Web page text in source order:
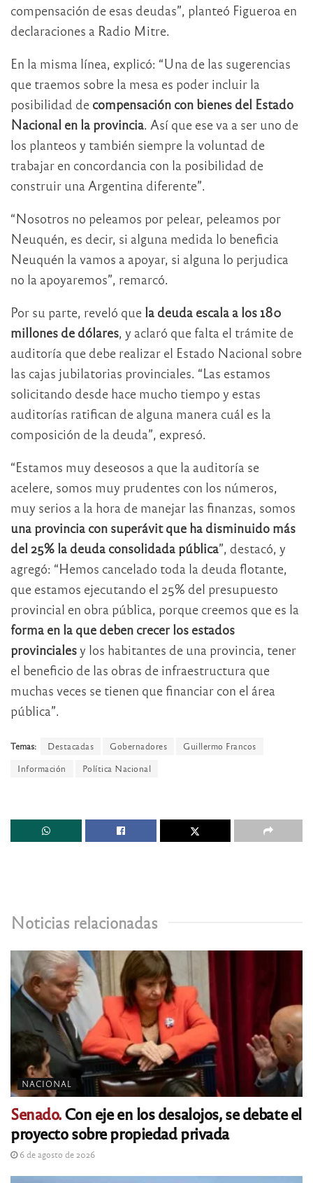
compensación de esas deudas”, planteó Figueroa en
declaraciones a Radio Mitre.
En la misma línea, explicó: “Una de las sugerencias
que traemos sobre la mesa es poder incluir la
posibilidad de compensación con bienes del Estado
Nacional en la provincia. Así que ese va a ser uno de
los planteos y también siempre la voluntad de
trabajar en concordancia con la posibilidad de
construir una Argentina diferente”.
“Nosotros no peleamos por pelear, peleamos por
Neuquén, es decir, si alguna medida lo beneficia
Neuquén la vamos a apoyar, si alguna lo perjudica
no la apoyaremos”, remarcó.
Por su parte, reveló que la deuda escala a los 180
millones de dólares, y aclaró que falta el trámite de
auditoría que debe realizar el Estado Nacional sobre
las cajas jubilatorias provinciales. “Las estamos
solicitando desde hace mucho tiempo y estas
auditorías ratifican de alguna manera cuál es la
composición de la deuda”, expresó.
“Estamos muy deseosos a que la auditoría se
acelere, somos muy prudentes con los números,
muy serios a la hora de manejar las finanzas, somos
una provincia con superávit que ha disminuido más
del 25% la deuda consolidada pública”, destacó, y
agregó: “Hemos cancelado toda la deuda flotante,
que estamos ejecutando el 25% del presupuesto
provincial en obra pública, porque creemos que es la
forma en la que deben crecer los estados
provincialesy los habitantes de una provincia, tener
el beneficio de las obras de infraestructura que
muchas veces se tienen que financiar con el área
pública”.
Temas: Destacadas Gobernadores
Guillermo Francos
Información
Política Nacional
Noticias relacionadas
NACIONAL
Senado.Con eje en los desalojos, se debate el
proyecto sobre propiedad privada
6 de agosto de 2026